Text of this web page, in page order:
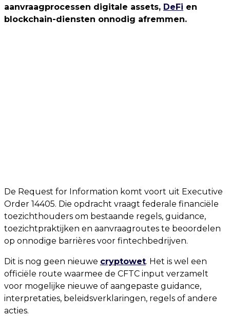
aanvraagprocessen digitale assets, DeFi en
blockchain-diensten onnodig afremmen.
De Request for Information komt voort uit Executive
Order 14405. Die opdracht vraagt federale financiële
toezichthouders om bestaande regels, guidance,
toezichtpraktijken en aanvraagroutes te beoordelen
op onnodige barrières voor fintechbedrijven.
Dit is nog geen nieuwe cryptowet. Het is wel een
officiële route waarmee de CFTC input verzamelt
voor mogelijke nieuwe of aangepaste guidance,
interpretaties, beleidsverklaringen, regels of andere
acties.